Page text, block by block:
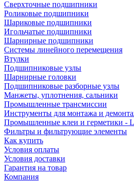
Сверхточные подшипники
Роликовые подшипники
Шариковые подшипники
Игольчатые подшипники
Шарнирные подшипники
Системы линейного перемещения
Втулки
Подшипниковые узлы
Шарнирные головки
Подшипниковые разборные узлы
Манжеты, уплотнения, сальники
Промышленные трансмиссии
Инструменты для монтажа и
Промышленные клеи и герметики -
Фильтры и фильтрующие элементы
Как купить
Условия оплаты
Условия доставки
Гарантия на товар
Компания